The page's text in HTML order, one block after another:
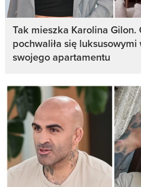
Tak mieszka Karolina
pochwaliła się
swojego apartamentu